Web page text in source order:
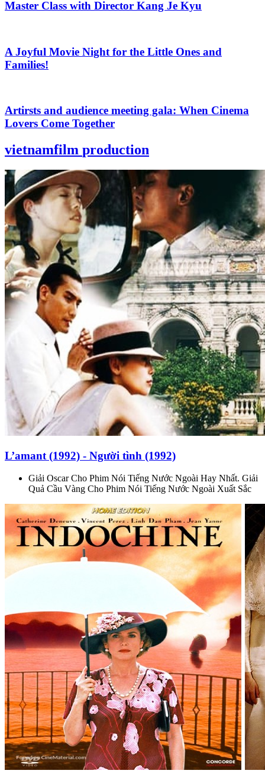
Master Class with Director Kang Je Kyu
A Joyful Movie Night for the Little Ones and
Families!
Artirsts and audience meeting gala: When Cinema
Lovers Come Together
vietnamfilm production
L’amant (1992) - Người tình (1992)
Giải Oscar Cho Phim Nói Tiếng Nước Ngoài Hay Nhất. Giải
Quả Cầu Vàng Cho Phim Nói Tiếng Nước Ngoài Xuất Sắc